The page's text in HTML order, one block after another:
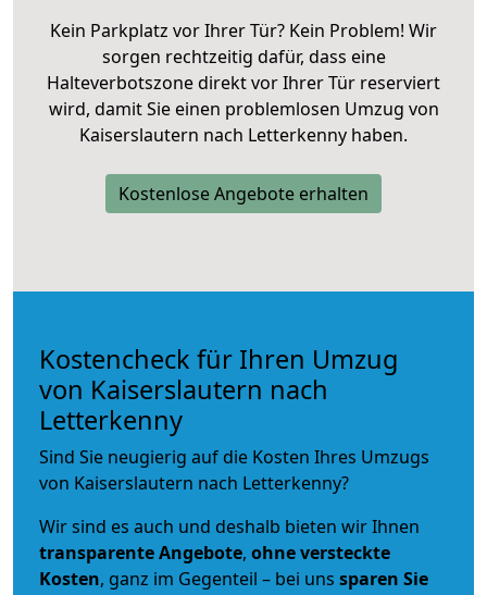
Kein Parkplatz vor Ihrer Tür? Kein Problem! Wir
sorgen rechtzeitig dafür, dass eine
Halteverbotszone direkt vor Ihrer Tür reserviert
wird, damit Sie einen problemlosen Umzug von
Kaiserslautern nach Letterkenny haben.
Kostenlose Angebote erhalten
Kostencheck für Ihren Umzug
von Kaiserslautern nach
Letterkenny
Sind Sie neugierig auf die Kosten Ihres Umzugs
von Kaiserslautern nach Letterkenny?
Wir sind es auch und deshalb bieten wir Ihnen
transparente Angebote, ohne versteckte
Kosten, ganz im Gegenteil – bei uns sparen Sie